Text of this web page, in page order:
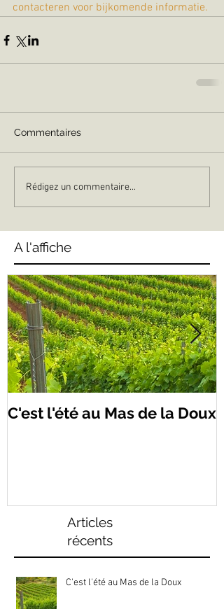
contacteren voor bijkomende informatie.
Commentaires
Rédigez un commentaire...
A l'affiche
C'est l'été au Mas de la Doux
Articles
récents
C'est l'été au Mas de la Doux